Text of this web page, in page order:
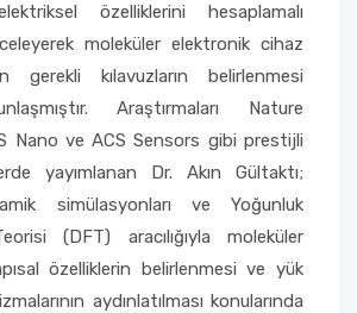
özelliklerini hesaplamalı
moleküler elektronik cihaz
gerekli kılavuzların belirlenmesi
Araştırmaları Nature
Nano ve ACS Sensors gibi prestijli
yayımlanan Dr. Akın Gültaktı;
simülasyonları ve Yoğunluk
(DFT) aracılığıyla moleküler
özelliklerin belirlenmesi ve yük
aydınlatılması konularında